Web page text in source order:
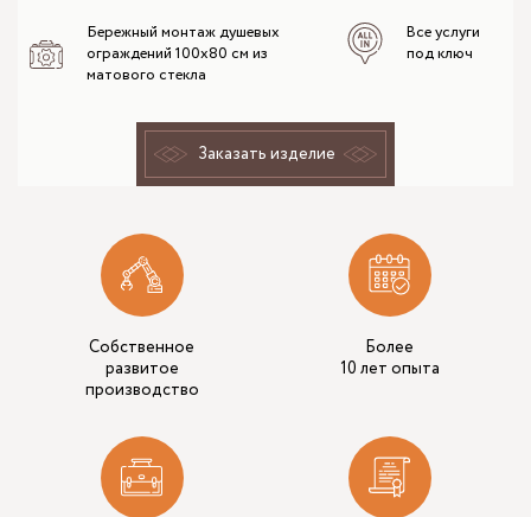
Бережный монтаж душевых
ограждений 100х80 см из
матового стекла
Все услуги
под ключ
Заказать изделие
Собственное
развитое
производство
Более
10 лет опыта